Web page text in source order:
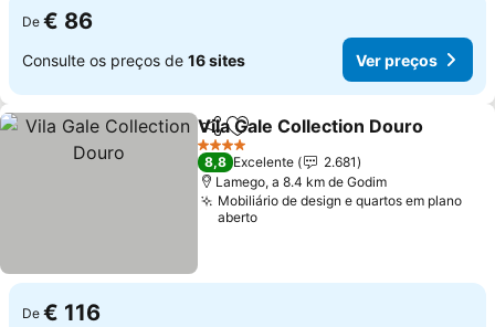
De € 86
Consulte os preços de 16 sites Ver preços
PartilharAdicionar aos favoritos
Vila Gale Collection Douro
4 Estrelas
8,8 Excelente
2.681
Lamego, a 8.4 km de Godim
Mobiliário de design e quartos em plano
aberto
De € 116